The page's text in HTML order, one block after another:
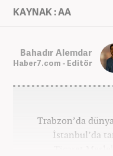
KAYNAK : AA
Bahadır Alemdar
Haber7.com - Editör
Trabzon’da
İstanbul’da
Ticaret